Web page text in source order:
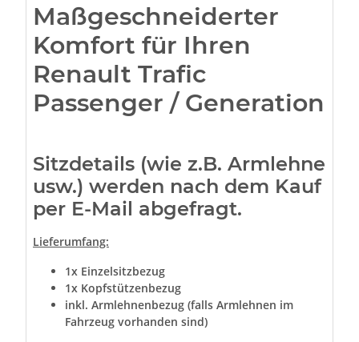
Maßgeschneiderter
Komfort für Ihren
Renault Trafic
Passenger / Generation
Sitzdetails (wie z.B. Armlehne
usw.) werden nach dem Kauf
per E-Mail abgefragt.
Lieferumfang:
1x Einzelsitzbezug
1x Kopfstützenbezug
inkl. Armlehnenbezug (falls Armlehnen im
Fahrzeug vorhanden sind)